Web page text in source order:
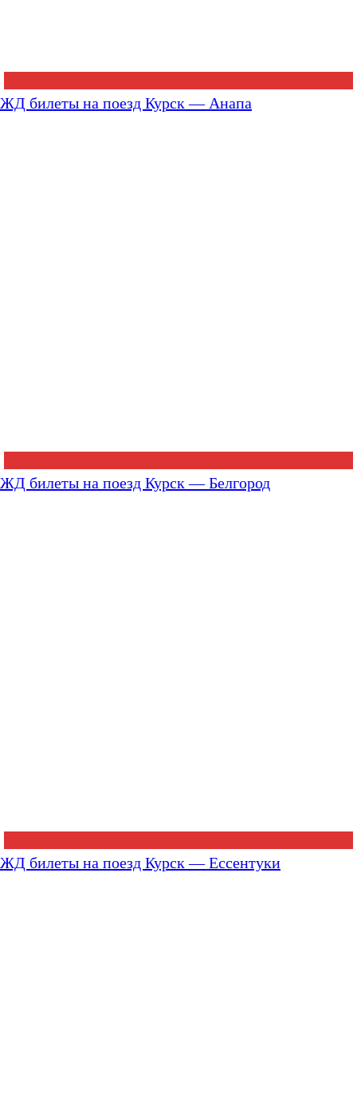
ЖД билеты на поезд Курск — Анапа
ЖД билеты на поезд Курск — Белгород
ЖД билеты на поезд Курск — Ессентуки